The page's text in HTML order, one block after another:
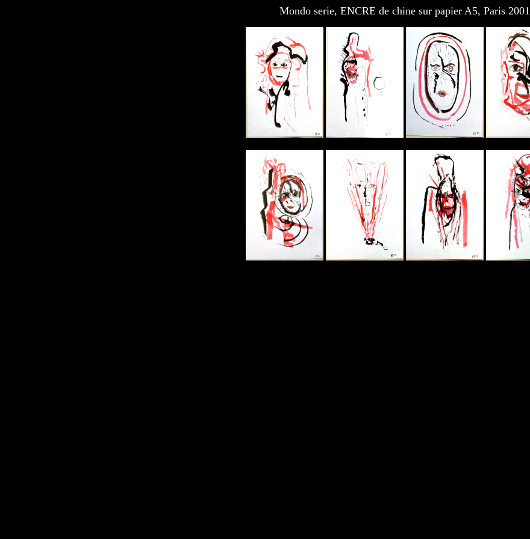
Mondo serie, ENCRE de chine sur papier A5, Paris 2001